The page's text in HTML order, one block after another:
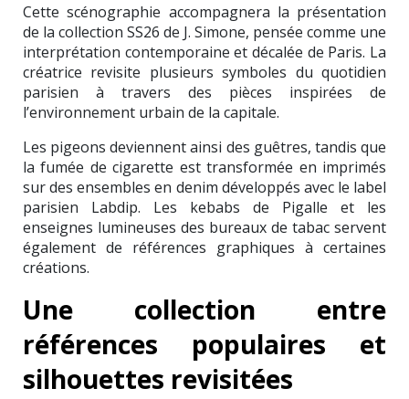
Cette scénographie accompagnera la présentation
de la collection SS26 de J. Simone, pensée comme une
interprétation contemporaine et décalée de Paris. La
créatrice revisite plusieurs symboles du quotidien
parisien à travers des pièces inspirées de
l’environnement urbain de la capitale.
Les pigeons deviennent ainsi des guêtres, tandis que
la fumée de cigarette est transformée en imprimés
sur des ensembles en denim développés avec le label
parisien Labdip. Les kebabs de Pigalle et les
enseignes lumineuses des bureaux de tabac servent
également de références graphiques à certaines
créations.
Une collection entre
références populaires et
silhouettes revisitées